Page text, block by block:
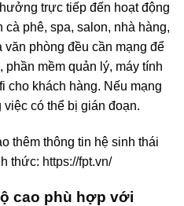
trực tiếp đến hoạt động
phê, spa, salon, nhà hàng,
văn phòng đều cần mạng để
phần mềm quản lý, máy tính
cho khách hàng. Nếu mạng
có thể bị gián đoạn.
thêm thông tin hệ sinh thái
thức: https://fpt.vn/
cao phù hợp với